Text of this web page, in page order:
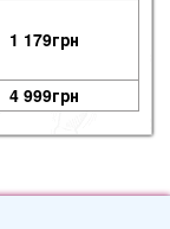
1 179грн
4 999грн